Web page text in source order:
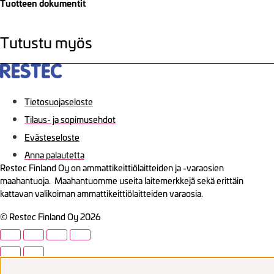
Tuotteen dokumentit
Tutustu myös
Tietosuojaseloste
Tilaus- ja sopimusehdot
Evästeseloste
Anna palautetta
Restec Finland Oy on ammattikeittiölaitteiden ja -varaosien
maahantuoja. Maahantuomme useita laitemerkkejä sekä erittäin
kattavan valikoiman ammattikeittiölaitteiden varaosia.
© Restec Finland Oy 2026